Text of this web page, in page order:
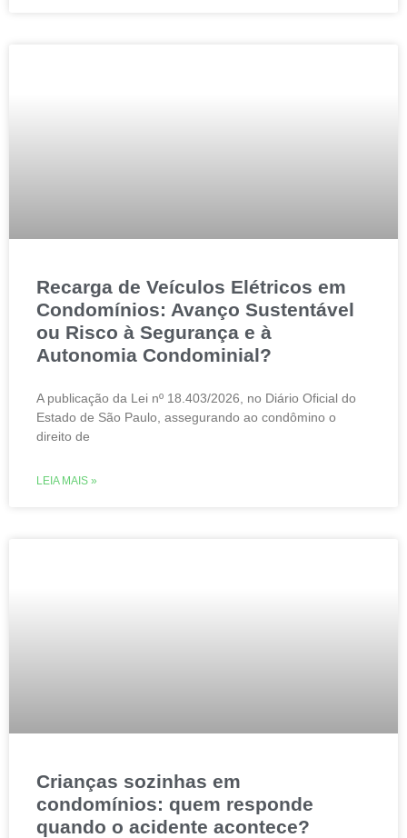
Recarga de Veículos Elétricos em
Condomínios: Avanço Sustentável
ou Risco à Segurança e à
Autonomia Condominial?
A publicação da Lei nº 18.403/2026, no Diário Oficial do
Estado de São Paulo, assegurando ao condômino o
direito de
LEIA MAIS »
Crianças sozinhas em
condomínios: quem responde
quando o acidente acontece?